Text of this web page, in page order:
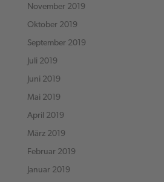
November 2019
Oktober 2019
September 2019
Juli 2019
Juni 2019
Mai 2019
April 2019
März 2019
Februar 2019
Januar 2019